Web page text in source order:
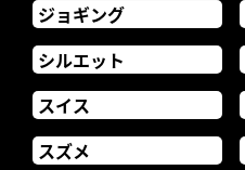
ジョギング
シルエット
スイス
スズメ